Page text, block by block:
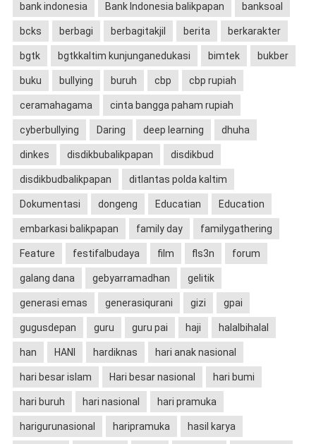
bank indonesia Bank Indonesia balikpapan banksoal
bcks berbagi berbagitakjil berita berkarakter
bgtk bgtkkaltim kunjunganedukasi bimtek bukber
buku bullying buruh cbp cbp rupiah
ceramahagama cinta bangga paham rupiah
cyberbullying Daring deep learning dhuha
dinkes disdikbubalikpapan disdikbud
disdikbudbalikpapan ditlantas polda kaltim
Dokumentasi dongeng Educatian Education
embarkasi balikpapan family day familygathering
Feature festifalbudaya film fls3n forum
galang dana gebyarramadhan gelitik
generasi emas generasiqurani gizi gpai
gugusdepan guru guru pai haji halalbihalal
han HANI hardiknas hari anak nasional
hari besar islam Hari besar nasional hari bumi
hari buruh hari nasional hari pramuka
harigurunasional haripramuka hasil karya